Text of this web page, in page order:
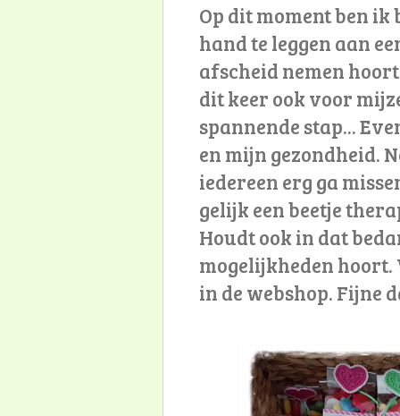
Op dit moment ben ik
hand te leggen aan
afscheid nemen
dit keer ook voor
spannende stap...
en mijn gezondheid.
iedereen erg ga
gelijk een beetje
Houdt ook in dat
mogelijkheden
in de webshop. Fijne